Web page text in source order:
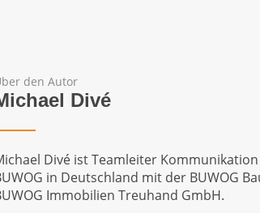
den Autor
Divé
Divé ist Teamleiter
in Deutschland mit der BUWOG
Immobilien Treuhand GmbH.